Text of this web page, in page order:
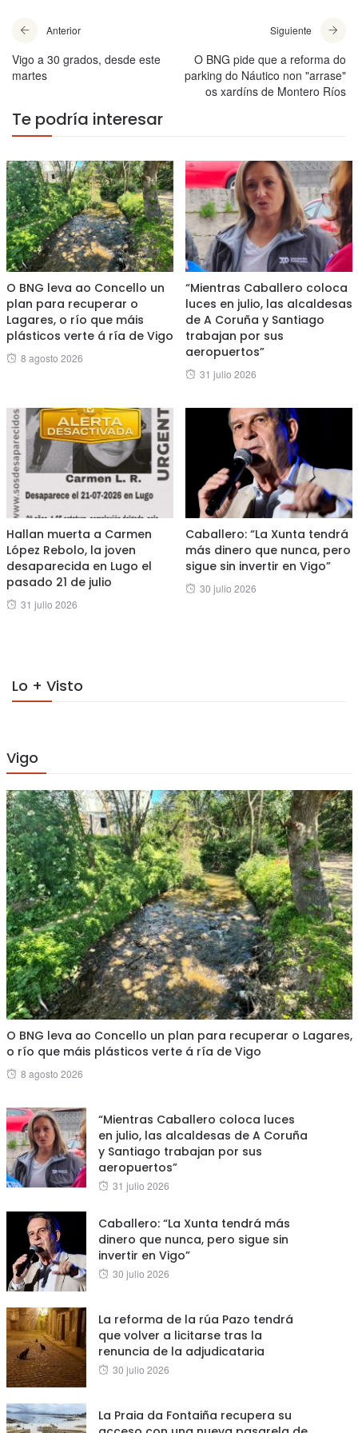
Anterior
Vigo a 30 grados, desde este
martes
Siguiente
O BNG pide que a reforma do
parking do Náutico non "arrase"
os xardíns de Montero Ríos
Te podría interesar
O BNG leva ao Concello un
plan para recuperar o
Lagares, o río que máis
plásticos verte á ría de Vigo
Posted
8 agosto 2026
“Mientras Caballero coloca
luces en julio, las alcaldesas
de A Coruña y Santiago
trabajan por sus
aeropuertos”
Posted
31 julio 2026
Hallan muerta a Carmen
López Rebolo, la joven
desaparecida en Lugo el
pasado 21 de julio
Posted
31 julio 2026
Caballero: “La Xunta tendrá
más dinero que nunca, pero
sigue sin invertir en Vigo”
Posted
30 julio 2026
Lo + Visto
Vigo
O BNG leva ao Concello un plan para recuperar o Lagares,
o río que máis plásticos verte á ría de Vigo
Posted
8 agosto 2026
“Mientras Caballero coloca luces
en julio, las alcaldesas de A Coruña
y Santiago trabajan por sus
aeropuertos”
Posted
31 julio 2026
Caballero: “La Xunta tendrá más
dinero que nunca, pero sigue sin
invertir en Vigo”
Posted
30 julio 2026
La reforma de la rúa Pazo tendrá
que volver a licitarse tras la
renuncia de la adjudicataria
Posted
30 julio 2026
La Praia da Fontaiña recupera su